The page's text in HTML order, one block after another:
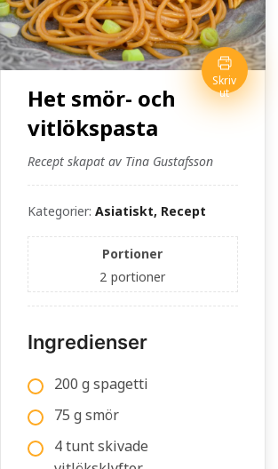
Skriv
ut
Het smör- och
vitlökspasta
Recept skapat av Tina Gustafsson
Kategorier: Asiatiskt, Recept
Portioner
2 portioner
Ingredienser
200 g spagetti
75 g smör
4 tunt skivade